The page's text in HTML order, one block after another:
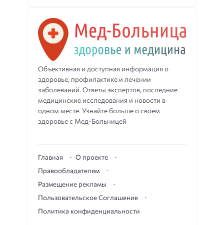
Объективная и доступная информация о
здоровье, профилактике и лечении
заболеваний. Ответы экспертов, последние
медицинские исследования и новости в
одном месте. Узнайте больше о своем
здоровье с Мед-Больницей
Главная
О проекте
Правообладателям
Размещение рекламы
Пользовательское Соглашение
Политика конфиденциальности